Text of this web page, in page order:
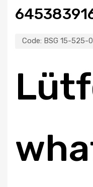
Code: BSG 15-525-